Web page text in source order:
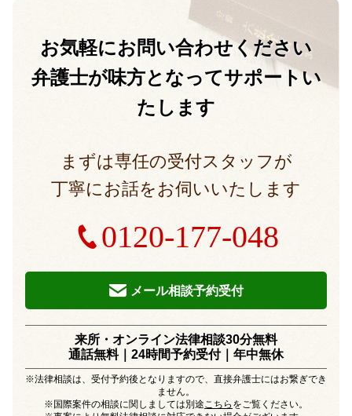
お気軽にお問い合わせください
弁護士が味方となってサポートい
たします
まずは専任の受付スタッフが
丁寧にお話をお伺いいたします
0120-177-048
メール相談予約受付
来所・オンライン法律相談30分無料
通話無料｜24時間予約受付｜年中無休
※法律相談は、受付予約後となりますので、直接弁護士にはお繋ぎでき
ません。
※国際案件の相談に関しましては別途こちら をご覧ください。